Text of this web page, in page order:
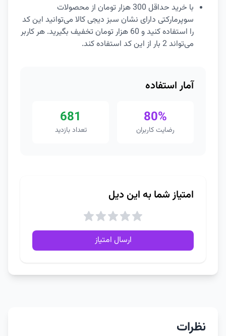
با خرید حداقل 300 هزار تومان از محصولات
سوپرمارکتی دارای نشان سبز دیجی کالا می‌توانید این کد
را استفاده کنید و 60 هزار تومان تخفیف بگیرید. هر کاربر
می‌تواند 2 بار از این کد استفاده کند.
آمار استفاده
80%
رضایت کاربران
681
تعداد بازدید
امتیاز شما به این دیل
ارسال امتیاز
نظرات